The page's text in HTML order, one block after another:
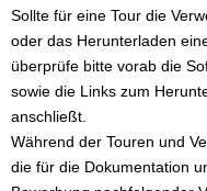
Sollte für eine Tour die
oder das Herunterladen
überprüfe bitte vorab die
sowie die Links zum
anschließt.
Während der Touren und
die für die Dokumentation